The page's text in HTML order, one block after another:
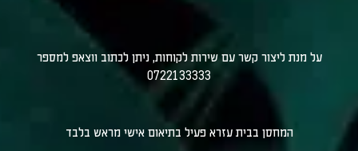
על מנת ליצור קשר עם שירות לקוחות, ניתן לכתוב ווצאפ למספר
0722133333
המחסן בבית עזרא פעיל בתיאום אישי מראש בלבד